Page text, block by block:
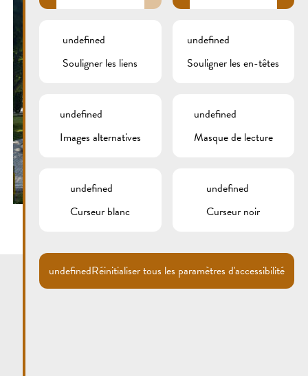
undefined
Souligner les liens
undefined
Souligner les en-têtes
undefined
Images alternatives
undefined
Masque de lecture
undefined
Curseur blanc
undefined
Curseur noir
undefinedRéinitialiser tous les paramètres d'accessibilité